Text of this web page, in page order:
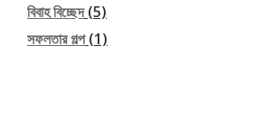
বিবাহ বিচ্ছেদ(5)
সফলতার গল্প(1)